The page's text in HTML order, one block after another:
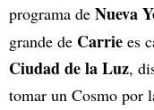
programa de Nueva
grande de Carrie es
Ciudad de la Luz,
tomar un Cosmo por